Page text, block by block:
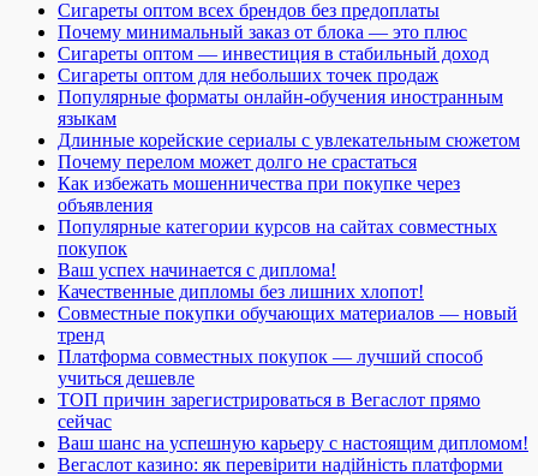
Сигареты оптом всех брендов без предоплаты
Почему минимальный заказ от блока — это плюс
Сигареты оптом — инвестиция в стабильный доход
Сигареты оптом для небольших точек продаж
Популярные форматы онлайн-обучения иностранным
языкам
Длинные корейские сериалы с увлекательным сюжетом
Почему перелом может долго не срастаться
Как избежать мошенничества при покупке через
объявления
Популярные категории курсов на сайтах совместных
покупок
Ваш успех начинается с диплома!
Качественные дипломы без лишних хлопот!
Совместные покупки обучающих материалов — новый
тренд
Платформа совместных покупок — лучший способ
учиться дешевле
ТОП причин зарегистрироваться в Вегаслот прямо
сейчас
Ваш шанс на успешную карьеру с настоящим дипломом!
Вегаслот казино: як перевірити надійність платформи